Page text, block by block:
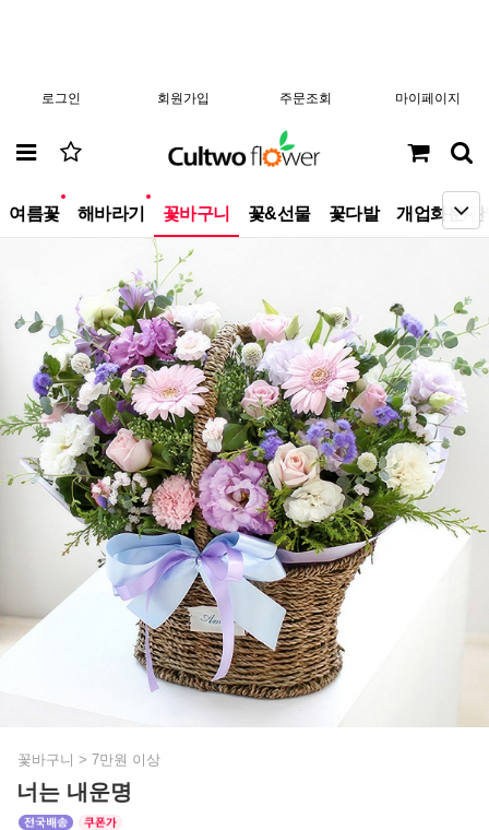
로그인 회원가입 주문조회 마이페이지
여름꽃 해바라기 꽃바구니 꽃&선물 꽃다발 개업화분/
꽃바구니 > 7만원 이상
너는 내운명